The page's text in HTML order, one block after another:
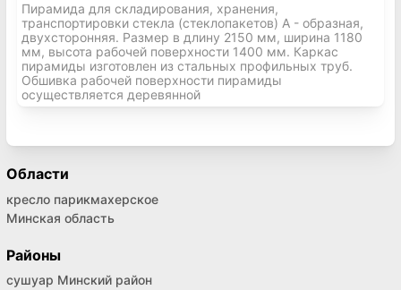
Пирамида для складирования, хранения,
транспортировки стекла (стеклопакетов) А - образная,
двухсторонняя. Размер в длину 2150 мм, ширина 1180
мм, высота рабочей поверхности 1400 мм. Каркас
пирамиды изготовлен из стальных профильных труб.
Обшивка рабочей поверхности пирамиды
осуществляется деревянной
Области
кресло парикмахерское
Минская область
Районы
сушуар Минский район